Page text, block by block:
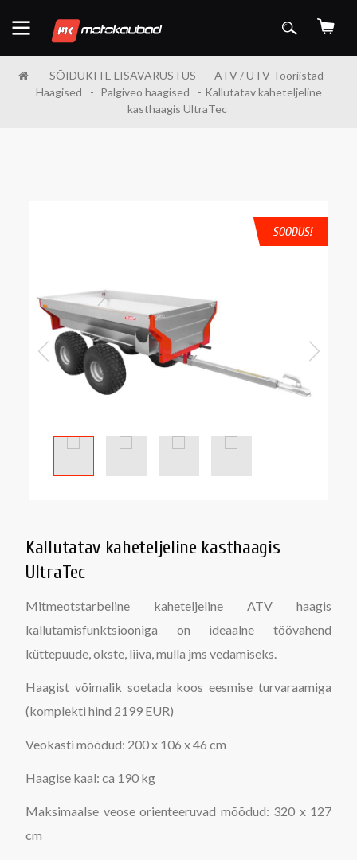
SÕIDUKITE LISAVARUSTUS
ATV / UTV Tööriistad
Haagised
Palgiveo haagised
Kallutatav kaheteljeline
kasthaagis UltraTec
SOODUS!
Kallutatav kaheteljeline kasthaagis
UltraTec
Mitmeotstarbeline kaheteljeline ATV haagis
kallutamisfunktsiooniga on ideaalne töövahend
küttepuude, okste, liiva, mulla jms vedamiseks.
Haagist võimalik soetada koos eesmise turvaraamiga
(komplekti hind 2199 EUR)
Veokasti mõõdud: 200 x 106 x 46 cm
Haagise kaal: ca 190 kg
Maksimaalse veose orienteeruvad mõõdud: 320 x 127
cm